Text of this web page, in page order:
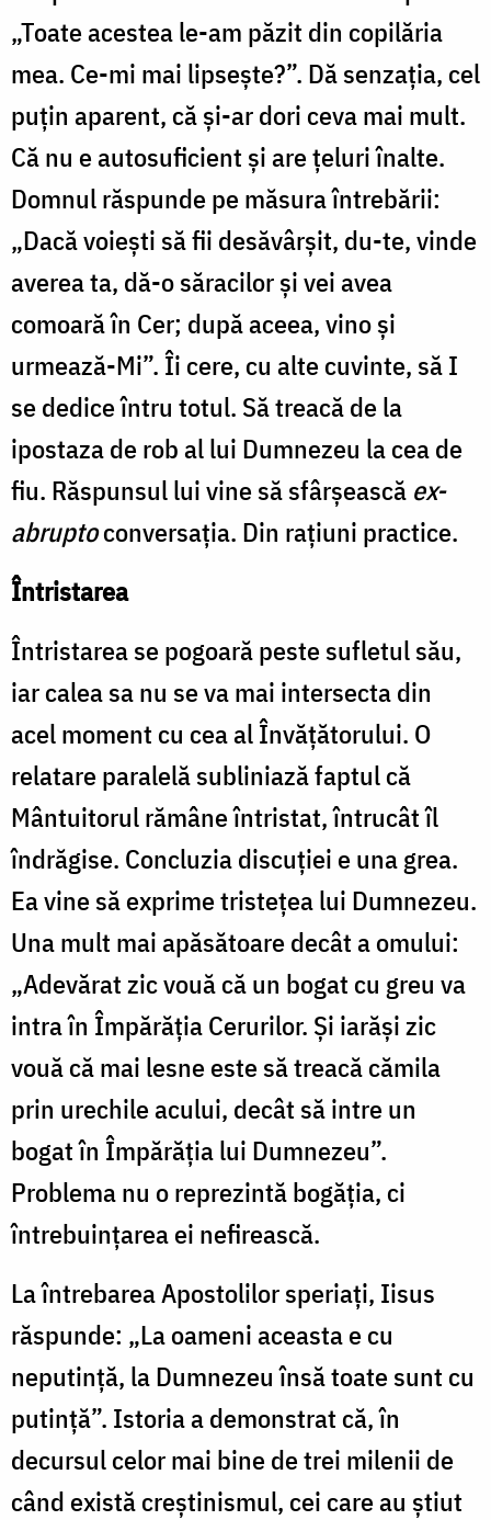
„Toate acestea le-am păzit din copilăria
mea. Ce-mi mai lipseşte?”. Dă senzația, cel
puțin aparent, că și-ar dori ceva mai mult.
Că nu e autosuficient și are țeluri înalte.
Domnul răspunde pe măsura întrebării:
„Dacă voieşti să fii desăvârşit, du-te, vinde
averea ta, dă-o săracilor şi vei avea
comoară în Cer; după aceea, vino şi
urmează-Mi”. Îi cere, cu alte cuvinte, să I
se dedice întru totul. Să treacă de la
ipostaza de rob al lui Dumnezeu la cea de
fiu. Răspunsul lui vine să sfârșească ex-
abruptoconversația. Din rațiuni practice.
Întristarea
Întristarea se pogoară peste sufletul său,
iar calea sa nu se va mai intersecta din
acel moment cu cea al Învățătorului. O
relatare paralelă subliniază faptul că
Mântuitorul rămâne întristat, întrucât îl
îndrăgise. Concluzia discuției e una grea.
Ea vine să exprime tristețea lui Dumnezeu.
Una mult mai apăsătoare decât a omului:
„Adevărat zic vouă că un bogat cu greu va
intra în Împărăţia Cerurilor. Şi iarăşi zic
vouă că mai lesne este să treacă cămila
prin urechile acului, decât să intre un
bogat în Împărăţia lui Dumnezeu”.
Problema nu o reprezintă bogăția, ci
întrebuințarea ei nefirească.
La întrebarea Apostolilor speriați, Iisus
răspunde: „La oameni aceasta e cu
neputinţă, la Dumnezeu însă toate sunt cu
putinţă”. Istoria a demonstrat că, în
decursul celor mai bine de trei milenii de
când există creștinismul, cei care au știut